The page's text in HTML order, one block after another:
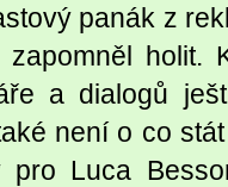
panák z
holit.
a dialogů
není o co
pro Luca